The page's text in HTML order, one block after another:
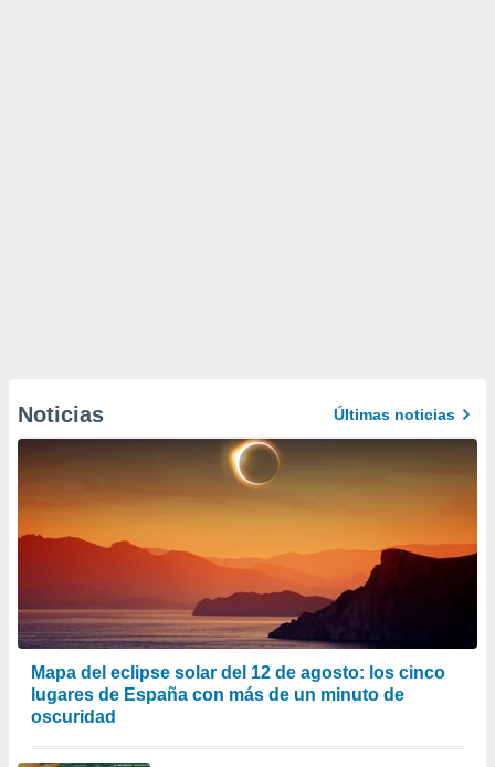
Noticias Últimas noticias
Mapa del eclipse solar del 12 de agosto: los cinco
lugares de España con más de un minuto de
oscuridad